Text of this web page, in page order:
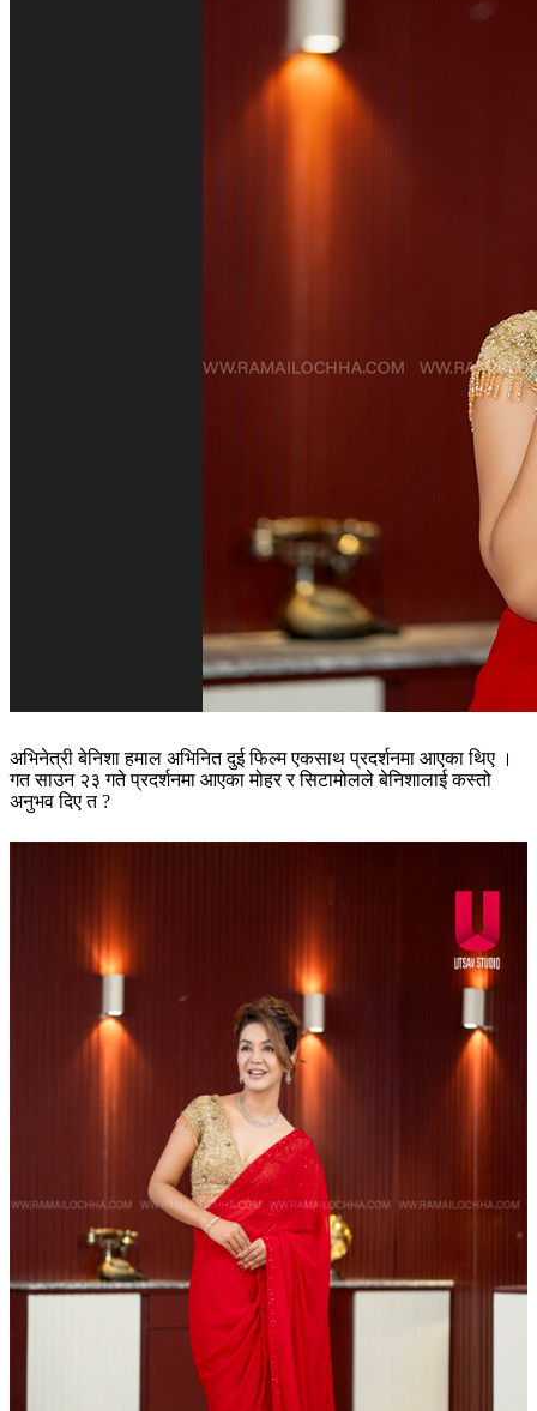
अभिनेत्री बेनिशा हमाल अभिनित दुई फिल्म एकसाथ प्रदर्शनमा आएका थिए ।
गत साउन २३ गते प्रदर्शनमा आएका मोहर र सिटामोलले बेनिशालाई कस्तो
अनुभव दिए त ?